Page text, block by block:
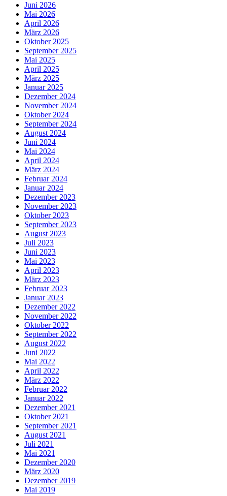
Juni 2026
Mai 2026
April 2026
März 2026
Oktober 2025
September 2025
Mai 2025
April 2025
März 2025
Januar 2025
Dezember 2024
November 2024
Oktober 2024
September 2024
August 2024
Juni 2024
Mai 2024
April 2024
März 2024
Februar 2024
Januar 2024
Dezember 2023
November 2023
Oktober 2023
September 2023
August 2023
Juli 2023
Juni 2023
Mai 2023
April 2023
März 2023
Februar 2023
Januar 2023
Dezember 2022
November 2022
Oktober 2022
September 2022
August 2022
Juni 2022
Mai 2022
April 2022
März 2022
Februar 2022
Januar 2022
Dezember 2021
Oktober 2021
September 2021
August 2021
Juli 2021
Mai 2021
Dezember 2020
März 2020
Dezember 2019
Mai 2019